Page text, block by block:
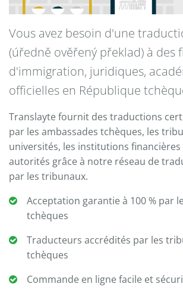
Vous avez besoin d'une
(úředně ověřený překlad) à des
d'immigration, juridiques,
officielles en République
Translayte fournit des traductions
par les ambassades tchèques, les
universités, les institutions
autorités grâce à notre réseau de
par les tribunaux.
Acceptation garantie à 100 % par
tchèques
Traducteurs accrédités par les
tchèques
Commande en ligne facile et